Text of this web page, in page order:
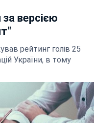
версією
рейтинг голів 25
України, в тому